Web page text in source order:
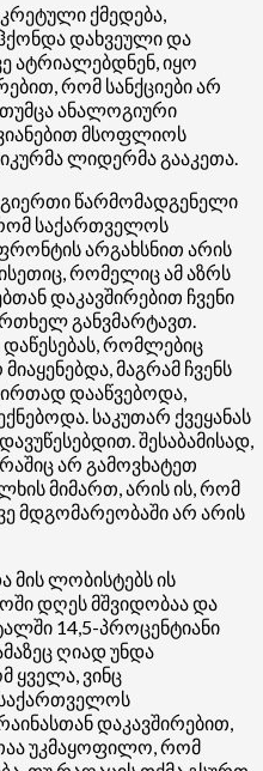
ქმედება,
დახვეული და
ატრიალებდნენ, იყო
რომ სანქციები არ
თუმცა ანალოგიური
მსოფლიოს
ლიდერმა გააკეთა.
წარმომადგენელი
საქართველოს
არგახსნით არის
რომელიც ამ აზრს
დაკავშირებით ჩვენი
განვმარტავთ.
დაწესებას, რომლებიც
მაგრამ ჩვენს
დააწვებოდა,
საკუთარ ქვეყანას
დავუწესებდით. შესაბამისად,
არ გამოვხატეთ
მიმართ, არის ის, რომ
მდგომარეობაში არ არის
ლობისტებს ის
დღეს მშვიდობაა და
14,5-პროცენტიანი
ღიად უნდა
ყველა, ვინც
საქართველოს
დაკავშირებით,
უკმაყოფილო, რომ